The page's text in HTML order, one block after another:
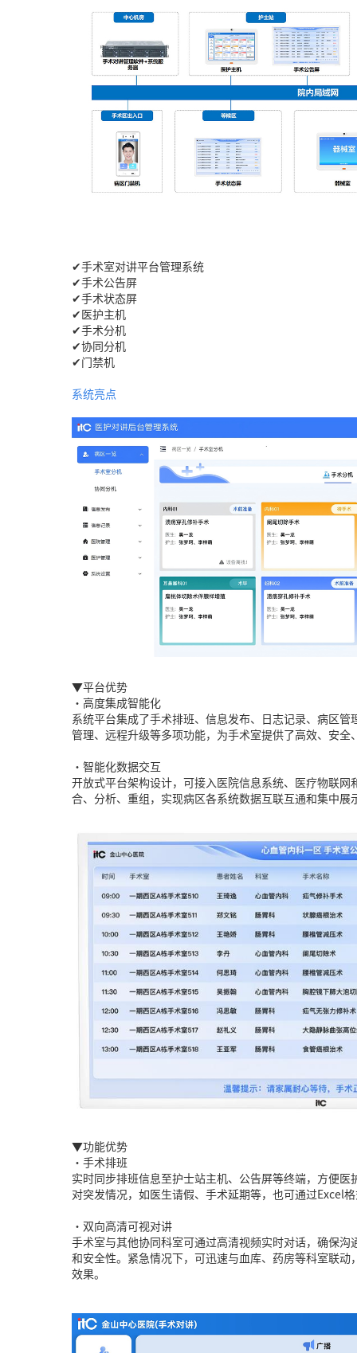
✔手术室对讲平台管理系统
✔手术公告屏
✔手术状态屏
✔医护主机
✔手术分机
✔协同分机
✔门禁机
系统亮点
▼平台优势
•高度集成智能化
系统平台集成了手术排班、信息发布、日志记录、病区
管理、远程升级等多项功能，为手术室提供了高效、安全
•智能化数据交互
开放式平台架构设计，可接入医院信息系统、医疗物联
合、分析、重组，实现病区各系统数据互联互通和集中展
▼功能优势
•手术排班
实时同步排班信息至护士站主机、公告屏等终端，方便
对突发情况，如医生请假、手术延期等，也可通过Excel
•双向高清可视对讲
手术室与其他协同科室可通过高清视频实时对话，确保
和安全性。紧急情况下，可迅速与血库、药房等科室联
效果。